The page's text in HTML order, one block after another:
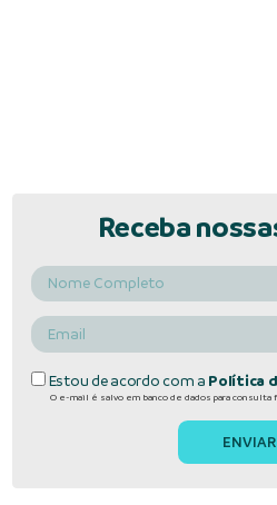
Receba
Estou de acordo com a Política
O e-mail é salvo em banco de dados para consulta